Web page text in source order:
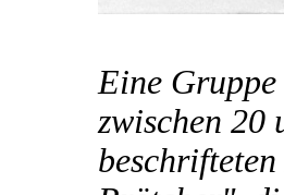
Eine
zwischen 20